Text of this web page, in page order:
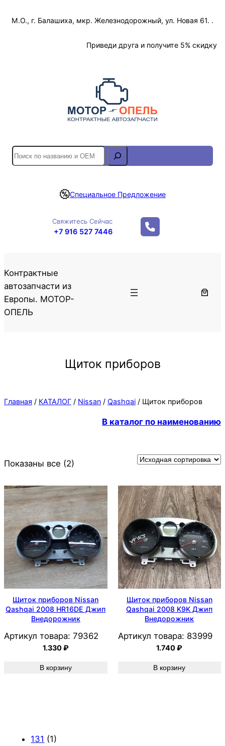
М.О., г. Балашиха, мкр. Железнодорожный, ул. Новая 61. .
Приведи друга и получите 5% скидку
S
e
r
Специальное Предложение
Свяжитесь Сейчас
+7 916 527 7446
Контрактные
автозапчасти из
Европы. МОТОР-
ОПЕЛЬ
Щиток приборов
Главная / КАТАЛОГ / Nissan / Qashqai / Щиток приборов
В каталог по наименованию
Показаны все (2)
Щиток приборов Nissan
Qashqai 2008 HR16DE Джип
Внедорожник
Артикул товара: 79362
1.330₽
В корзину
Щиток приборов Nissan
Qashqai 2008 K9K Джип
Внедорожник
Артикул товара: 83999
1.740₽
В корзину
131 (1)